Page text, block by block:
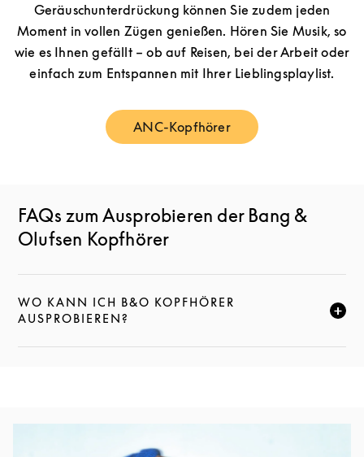
Geräuschunterdrückung können Sie zudem jeden
Moment in vollen Zügen genießen. Hören Sie Musik, so
wie es Ihnen gefällt – ob auf Reisen, bei der Arbeit oder
einfach zum Entspannen mit Ihrer Lieblingsplaylist.
ANC-KopfhörerLink Opens in New Tab
FAQs zum Ausprobieren der Bang &
Olufsen Kopfhörer
WO KANN ICH B&O KOPFHÖRER
AUSPROBIEREN?
KLICKE HIER, UM DIESE BESCHREIBUNG ZU